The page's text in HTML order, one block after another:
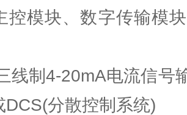
控模块、数字传输模
线制4-20mA电流信号
DCS(分散控制系统)